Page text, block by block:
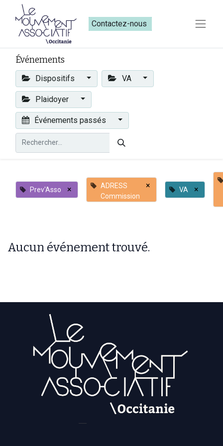
Contactez-nous​​
Événements
Dispositifs VA
Plaidoyer
Événements passés
Prev'Asso ×
ADRESS
Commission
× VA ×
Aucun événement trouvé.